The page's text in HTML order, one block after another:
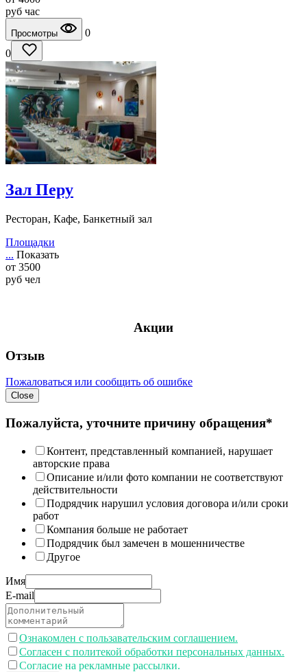
руб час
Просмотры
0
0
Зал Перу
Ресторан, Кафе, Банкетный зал
Площадки
... Показать
от 3500
руб чел
Акции
Отзыв
Пожаловаться или сообщить об ошибке
Close
Пожалуйста, уточните причину обращения*
Контент, представленный компанией, нарушает
авторские права
Описание и/или фото компании не соответствуют
действительности
Подрядчик нарушил условия договора и/или сроки
работ
Компания больше не работает
Подрядчик был замечен в мошенничестве
Другое
Имя
E-mail
Ознакомлен с пользавательским соглашением.
Согласен с политекой обработки персональных данных.
Согласие на рекламные рассылки.